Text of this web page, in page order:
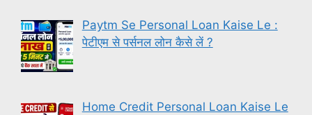
Paytm Se Personal Loan Kaise Le :
पेटीएम से पर्सनल लोन कैसे लें ?
Home Credit Personal Loan Kaise Le